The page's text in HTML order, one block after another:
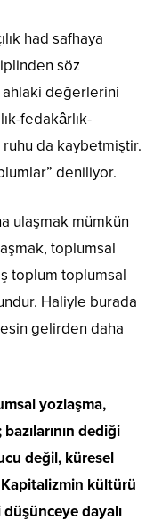
had safhaya
söz
değerlerini
fedakârlık-
da kaybetmiştir.
deniliyor.
ulaşmak mümkün
toplumsal
toplum toplumsal
Haliyle burada
gelirden daha
yozlaşma,
dediği
değil, küresel
kültürü
dayalı